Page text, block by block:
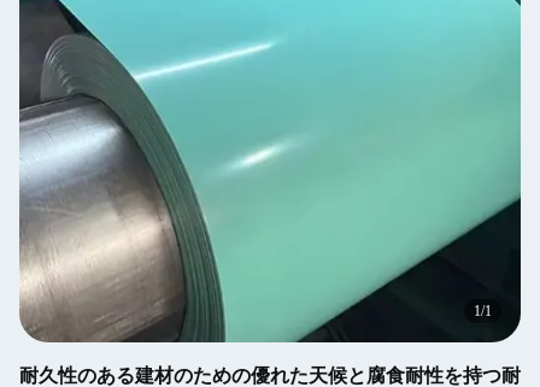
1/1
耐久性のある建材のための優れた天候と腐食耐性を持つ耐